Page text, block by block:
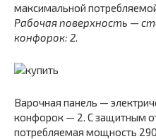
максимальной
Рабочая поверхность —
конфорок: 2.
Варочная панель —
конфорок — 2. С защитным
потребляемая мощность